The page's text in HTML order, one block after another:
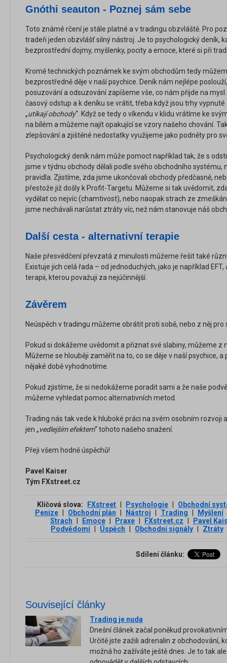
Gnóthi seauton - Poznej sám sebe
Toto známé rčení je stále platné a v tradingu obzvláště. Pro
tradeři jeden obzvlášť silný nástroj. Je to psychologický deník,
bezprostřední dojmy, myšlenky, pocity a emoce, které si při
Kromě technických poznámek ke svým obchodům tedy
bezprostředně děje v naší psychice. Deník nám nejlépe
posuzování a odsuzování zapíšeme vše, co nám přijde na
časový odstup a k deníku se vrátit, třeba když jsou trhy
„utíkají obchody“. Když se tedy o víkendu v klidu vrátíme ke
na bílém a můžeme najít opakující se vzory našeho chování.
zlepšování a zjištěné nedostatky využijeme jako podněty pro
Psychologický deník nám může pomoct například tak, že s
jsme v týdnu obchody dělali podle svého obchodního systému,
pravidla. Zjistíme, zda jsme ukončovali obchody předčasně,
přestože již došly k Profit-Targetu. Můžeme si tak uvědomit,
vydělat co nejvíc (chamtivost), nebo naopak strach ze
jsme nechávali narůstat ztráty víc, než nám stanovuje náš
Další cesta - alternativní terapie
Naše přesvědčení převzatá z minulosti můžeme řešit také
Existuje jich celá řada – od jednoduchých, jako je například
terapii, kterou považuji za nejúčinnější.
Závěrem
Neúspěch v tradingu můžeme obrátit proti sobě, nebo z něj pro
Pokud si dokážeme uvědomit a přiznat své slabiny, můžeme z
Můžeme se hlouběji zaměřit na to, co se děje v naší psychice,
nějaké době vyhodnotíme.
Pokud zjistíme, že si nedokážeme poradit sami a že naše
můžeme vyhledat pomoc alternativních metod.
Trading nás tak vede k hluboké práci na svém osobním rozvoji
jen „vedlejším efektem“ tohoto našeho snažení.
Přeji všem hodně úspěchů!
Pavel Kaiser
Tým FXstreet.cz
Klíčová slova: FXstreet Psychologie
Obchodní
Peníze
Obchodní plán Nástroj Trading
Myšlení
Strach
Emoce Praxe FXstreet.cz
Pavel
Podvědomí
Úspěch Obchodní signály Ztráty
Sdílení článku:
Související články
Trading je nuda
Dnešní článek začal poněkud
Určitě jste zažili adrenalin z obchodování,
možná ho zažíváte ještě dnes. Je to tak